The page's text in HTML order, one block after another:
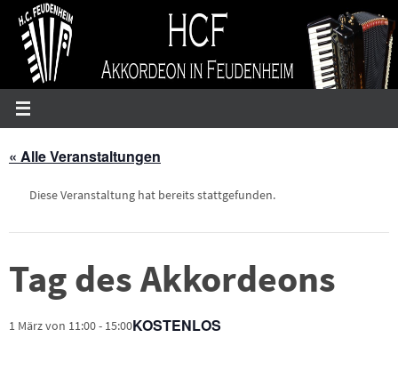
Inhalt
springen
« Alle Veranstaltungen
Diese Veranstaltung hat bereits stattgefunden.
Tag des Akkordeons
1 März von 11:00- 15:00KOSTENLOS